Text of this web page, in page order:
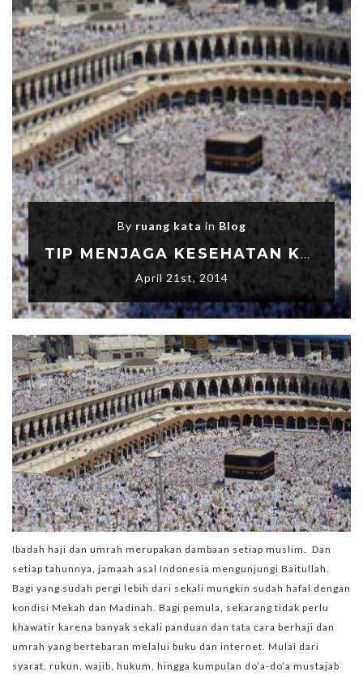
By ruang kata in Blog
TIP MENJAGA KESEHATAN KETIKA BERHAJI DAN UMRAH
April 21st, 2014
Ibadah haji dan umrah merupakan dambaan setiap muslim. Dan
setiap tahunnya, jamaah asal Indonesia mengunjungi Baitullah.
Bagi yang sudah pergi lebih dari sekali mungkin sudah hafal dengan
kondisi Mekah dan Madinah. Bagi pemula, sekarang tidak perlu
khawatir karena banyak sekali panduan dan tata cara berhaji dan
umrah yang bertebaran melalui buku dan internet. Mulai dari
syarat, rukun, wajib, hukum, hingga kumpulan do’a-do’a mustajab